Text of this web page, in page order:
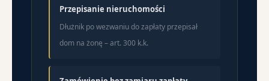
Przepisanie nieruchomości
Dłużnik po wezwaniu do zapłaty przepisał
dom na żonę – art. 300 k.k.